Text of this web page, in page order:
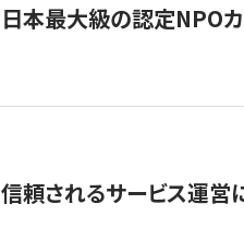
日本最大級の認定NPO
信頼されるサービス運営